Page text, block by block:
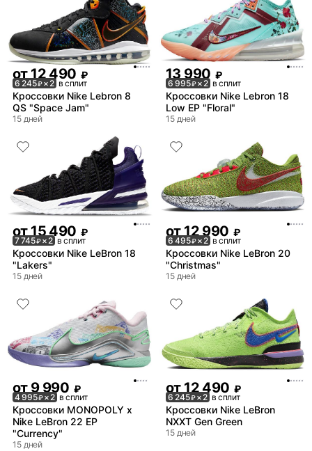
от12 490 ₽
6 245₽× 2 в сплит
Кроссовки Nike Lebron 8
QS "Space Jam"
15 дней
13 990 ₽
6 995₽× 2 в сплит
Кроссовки Nike Lebron 18
Low EP "Floral"
15 дней
от 15 490 ₽
7 745₽× 2 в сплит
Кроссовки Nike LeBron 18
"Lakers"
15 дней
от 12 990 ₽
6 495₽× 2 в сплит
Кроссовки Nike LeBron 20
"Christmas"
15 дней
от9 990 ₽
4 995₽× 2 в сплит
Кроссовки MONOPOLY x
Nike LeBron 22 EP
"Currency"
15 дней
от12 490 ₽
6 245₽× 2 в сплит
Кроссовки Nike LeBron
NXXT Gen Green
15 дней